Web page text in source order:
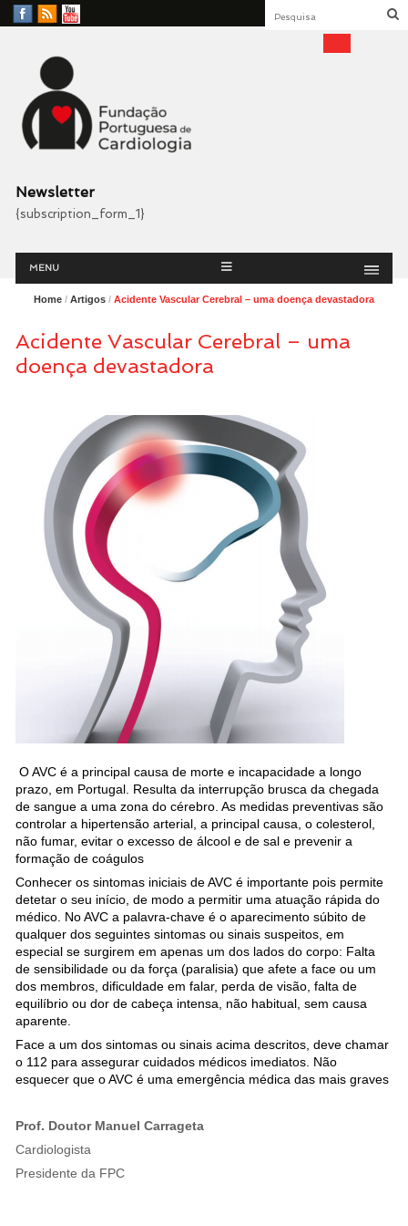
Facebook
RSS
YouTube
Fundação Portuguesa
Cardiologia
Newsletter
{subscription_form_1}
Menu
MENU
Home/ Artigos/ Acidente Vascular Cerebral – uma doença devastadora
Acidente Vascular Cerebral – uma
doença devastadora
O AVC é a principal causa de morte e incapacidade a longo
prazo, em Portugal. Resulta da interrupção brusca da chegada
de sangue a uma zona do cérebro. As medidas preventivas são
controlar a hipertensão arterial, a principal causa, o colesterol,
não fumar, evitar o excesso de álcool e de sal e prevenir a
formação de coágulos
Conhecer os sintomas iniciais de AVC é importante pois permite
detetar o seu início, de modo a permitir uma atuação rápida do
médico. No AVC a palavra-chave é o aparecimento súbito de
qualquer dos seguintes sintomas ou sinais suspeitos, em
especial se surgirem em apenas um dos lados do corpo: Falta
de sensibilidade ou da força (paralisia) que afete a face ou um
dos membros, dificuldade em falar, perda de visão, falta de
equilíbrio ou dor de cabeça intensa, não habitual, sem causa
aparente.
Face a um dos sintomas ou sinais acima descritos, deve chamar
o 112 para assegurar cuidados médicos imediatos. Não
esquecer que o AVC é uma emergência médica das mais graves
Prof. Doutor Manuel Carrageta
Cardiologista
Presidente da FPC